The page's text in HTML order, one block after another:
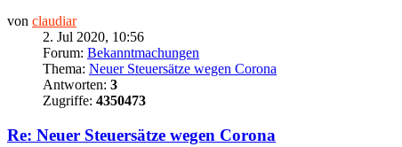
von claudiar
2. Jul 2020, 10:56
Forum: Bekanntmachungen
Thema: Neuer Steuersätze wegen Corona
Antworten: 3
Zugriffe: 4350473
Re: Neuer Steuersätze wegen Corona